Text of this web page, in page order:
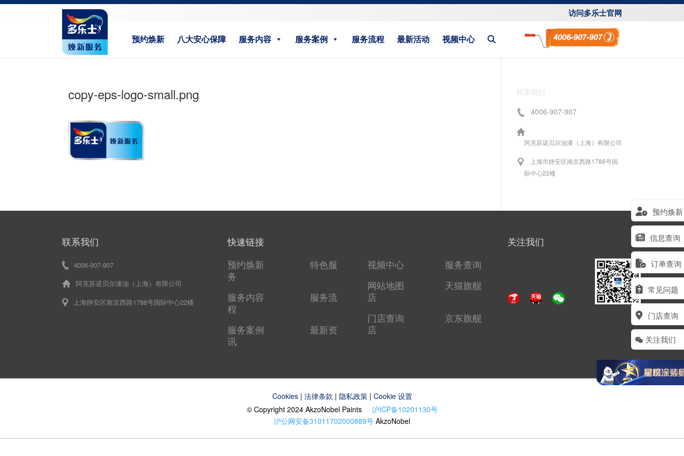
访问多乐士官网
预约焕新 八大安心保障 服务内容 服务案例 服务流程 最新活动 视频中心
预约焕新
信息查询
订单查询
常见问题
门店查询
关注我们
copy-eps-logo-small.png
联系我们
4006-907-907
阿克苏诺贝尔油漆（上海）有限公司
上海市静安区南京西路1788号国
际中心22楼
联系我们
4006-907-907
阿克苏诺贝尔漆油（上海）有限公司
上海静安区南京西路1788号国际中心22楼
快速链接
预约焕新
特色服
务
服务内容
服务流
程
服务案例
最新资
讯
视频中心
服务查询
网站地图
天猫旗舰
店
门店查询
京东旗舰
店
关注我们
Cookies| 法律条款 | 隐私政策| Cookie 设置
© Copyright 2024 AkzoNobel Paints 沪ICP备10201130号
沪公网安备31011702000889号 AkzoNobel